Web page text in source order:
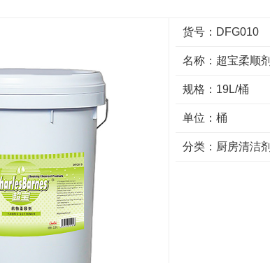
货号：DFG010
名称：超宝柔顺剂
规格：19L/桶
单位：桶
分类： 厨房清洁剂